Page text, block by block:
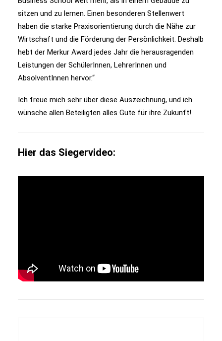
sitzen und zu lernen. Einen besonderen Stellenwert
haben die starke Praxisorientierung durch die Nähe zur
Wirtschaft und die Förderung der Persönlichkeit. Deshalb
hebt der Merkur Award jedes Jahr die herausragenden
Leistungen der SchülerInnen, LehrerInnen und
AbsolventInnen hervor.“
Ich freue mich sehr über diese Auszeichnung, und ich
wünsche allen Beteiligten alles Gute für ihre Zukunft!
Hier das Siegervideo: